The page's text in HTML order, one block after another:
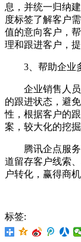
息，并统一归纳
度标签了解客户
值的意向客户，
理和跟进客户，提
3、帮助企业
企业销售人员
的跟进状态，避
性，根据客户的
案，较大化的挖
腾讯企点服务
道留存客户线索
户转化，赢得商
标签: